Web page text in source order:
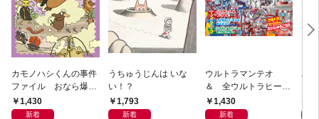
カモノハシくんの事件
ファイル おなら爆
弾！ 危機イッパツ編
1,430
新着
うちゅうじんは いな
い！？
1,793
新着
ウルトラマンテオ
＆ 全ウルトラヒーロ
ー大集合 あそべるず
かん
1,430
新着
星